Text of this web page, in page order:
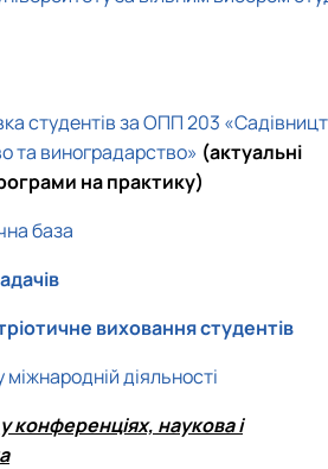
студентів за ОПП 203 «Садівницт
та виноградарство» (актуальні
на практику)
база
виховання студентів
діяльності
конференціях, наукова і